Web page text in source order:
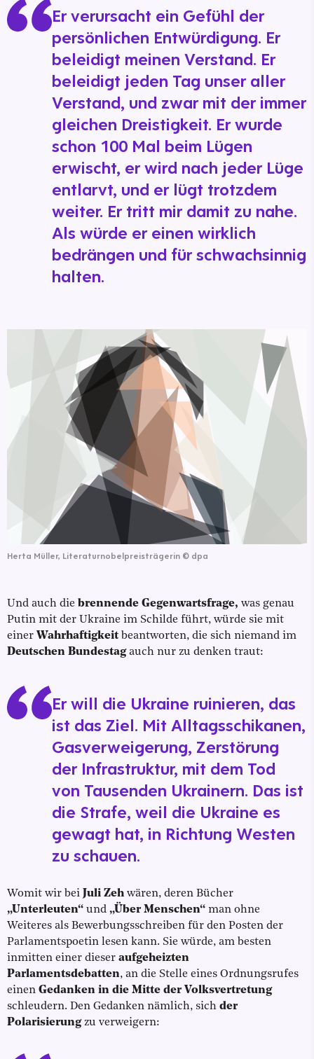
Er verursacht ein Gefühl der
persönlichen Entwürdigung. Er
beleidigt meinen Verstand. Er
beleidigt jeden Tag unser aller
Verstand, und zwar mit der immer
gleichen Dreistigkeit. Er wurde
schon 100 Mal beim Lügen
erwischt, er wird nach jeder Lüge
entlarvt, und er lügt trotzdem
weiter. Er tritt mir damit zu nahe.
Als würde er einen wirklich
bedrängen und für schwachsinnig
halten.
Herta Müller, Literaturnobelpreisträgerin © dpa
Und auch die brennende Gegenwartsfrage, was genau
Putin mit der Ukraine im Schilde führt, würde sie mit
einer Wahrhaftigkeit beantworten, die sich niemand im
Deutschen Bundestagauch nur zu denken traut:
Er will die Ukraine ruinieren, das
ist das Ziel. Mit Alltagsschikanen,
Gasverweigerung, Zerstörung
der Infrastruktur, mit dem Tod
von Tausenden Ukrainern. Das ist
die Strafe, weil die Ukraine es
gewagt hat, in Richtung Westen
zu schauen.
Womit wir bei Juli Zeh wären, deren Bücher
„Unterleuten“ und „Über Menschen“ man ohne
Weiteres als Bewerbungsschreiben für den Posten der
Parlamentspoetin lesen kann. Sie würde, am besten
inmitten einer dieser aufgeheizten
Parlamentsdebatten, an die Stelle eines Ordnungsrufes
einen Gedanken in die Mitte der Volksvertretung
schleudern. Den Gedanken nämlich, sich der
Polarisierungzu verweigern: